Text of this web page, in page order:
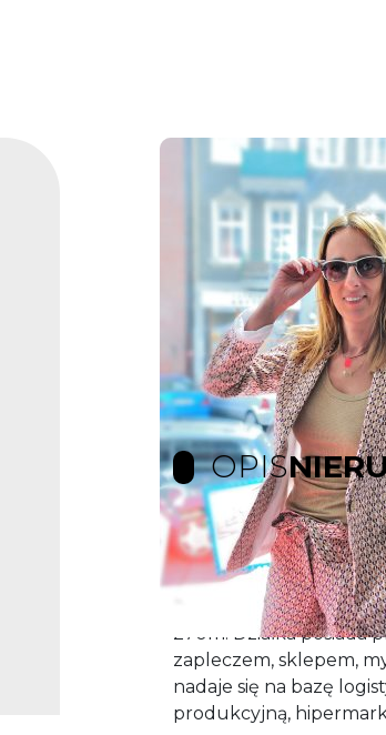
OPIS
Działka inwestycyjna o
głównej drodze
niezagospodarowana,
270m. Działka posiada
zapleczem, sklepem,
nadaje się na bazę
produkcyjną,